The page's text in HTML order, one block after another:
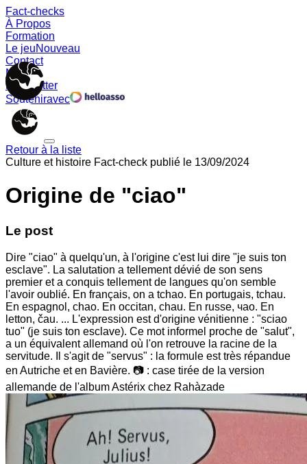
Fact-checks
À Propos
Formation
Le jeuNouveau
Contact
Memes
Newsletter
Souteniravec
Retour à la liste
Culture et histoire Fact-check publié le 13/09/2024
Origine de "ciao"
Le post
Dire "ciao" à quelqu'un, à l'origine c'est lui dire "je suis ton
esclave". La salutation a tellement dévié de son sens
premier et a conquis tellement de langues qu'on semble
l'avoir oublié. En français, on a tchao. En portugais, tchau.
En espagnol, chao. En occitan, chau. En russe, чао. En
letton, čau. ... L'expression est d'origine vénitienne : "sciao
tuo" (je suis ton esclave). Ce mot informel proche de "salut",
a un équivalent allemand où l'on retrouve la racine de la
servitude. Il s'agit de "servus" : la formule est très répandue
en Autriche et en Bavière. 📷 : case tirée de la version
allemande de l'album Astérix chez Rahàzade